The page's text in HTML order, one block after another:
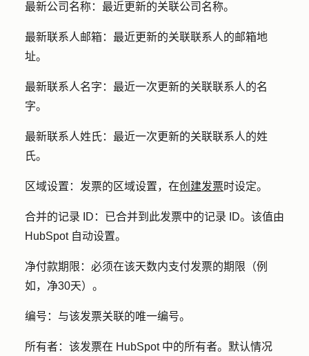
最新公司名称： 最近更新的关联公司名称。
最新联系人邮箱： 最近更新的关联联系人的邮箱地
址。
最新联系人名字： 最近一次更新的关联联系人的名
字。
最新联系人姓氏： 最近一次更新的关联联系人的姓
氏。
区域设置： 发票的区域设置，在创建发票时设定。
合并的记录 ID：
已合并到此发票中的记录 ID。该值由
HubSpot 自动设置。
净付款期限： 必须在该天数内支付发票的期限（例
如，净30天）。
编号： 与该发票关联的唯一编号。
所有者： 该发票在 HubSpot 中的所有者。默认情况